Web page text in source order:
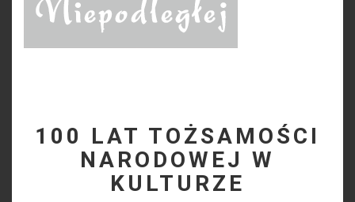
100 LAT TOŻSAMOŚCI
NARODOWEJ W
KULTURZE